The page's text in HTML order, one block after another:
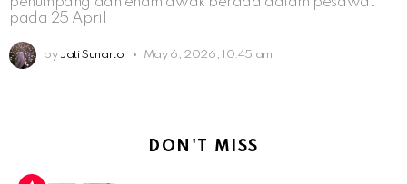
pada 25 April
by Jati Sunarto May 6, 2026, 10:45 am
DON'T MISS